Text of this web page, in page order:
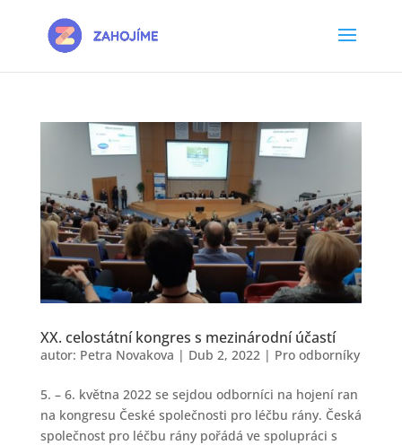
XX. celostátní kongres s mezinárodní účastí
autor: Petra Novakova | Dub 2, 2022 | Pro odborníky
5. – 6. května 2022 se sejdou odborníci na hojení ran
na kongresu České společnosti pro léčbu rány. Česká
společnost pro léčbu rány pořádá ve spolupráci s